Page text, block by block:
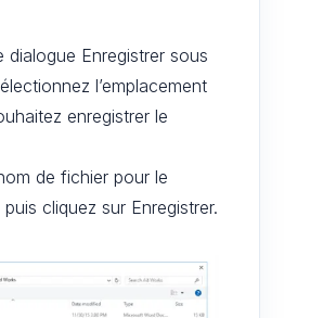
dialogue Enregistrer sous
l’emplacement
enregistrer le
de fichier pour le
cliquez sur Enregistrer.